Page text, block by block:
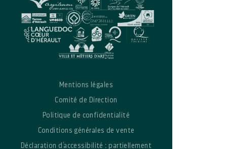
Mentions légales
Comité de Direction
Politique de confidentialité
Conditions générales de vente
Déclaration d’accessibilité : partiellement